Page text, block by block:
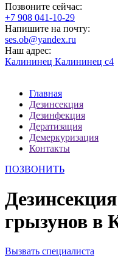
Позвоните сейчас:
‪+7 908 041-10-29
Напишите на почту:
ses.ob@yandex.ru
Наш адрес:
Калининец Калининец с4
Главная
Дезинсекция
Дезинфекция
Дератизация
Демеркуризация
Контакты
ПОЗВОНИТЬ
грызунов в
Вызвать специалиста